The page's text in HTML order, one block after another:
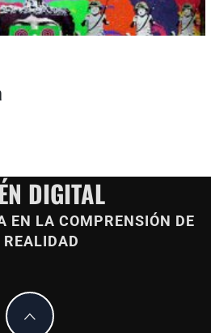
DIGITAL
EN LA COMPRENSIÓN DE
REALIDAD